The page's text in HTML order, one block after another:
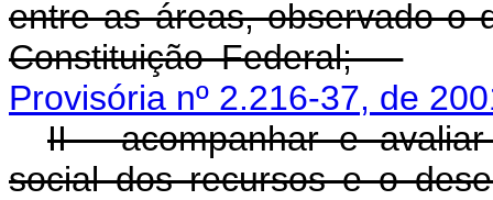
entre as áreas, observado o
Constituição Federal;
Provisória nº 2.216-37, de
II - acompanhar e
social dos recursos e o